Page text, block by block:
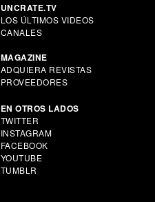
UNCRATE.TV
LOS ÚLTIMOS VIDEOS
CANALES
MAGAZINE
ADQUIERA REVISTAS
PROVEEDORES
EN OTROS LADOS
TWITTER
INSTAGRAM
FACEBOOK
YOUTUBE
TUMBLR